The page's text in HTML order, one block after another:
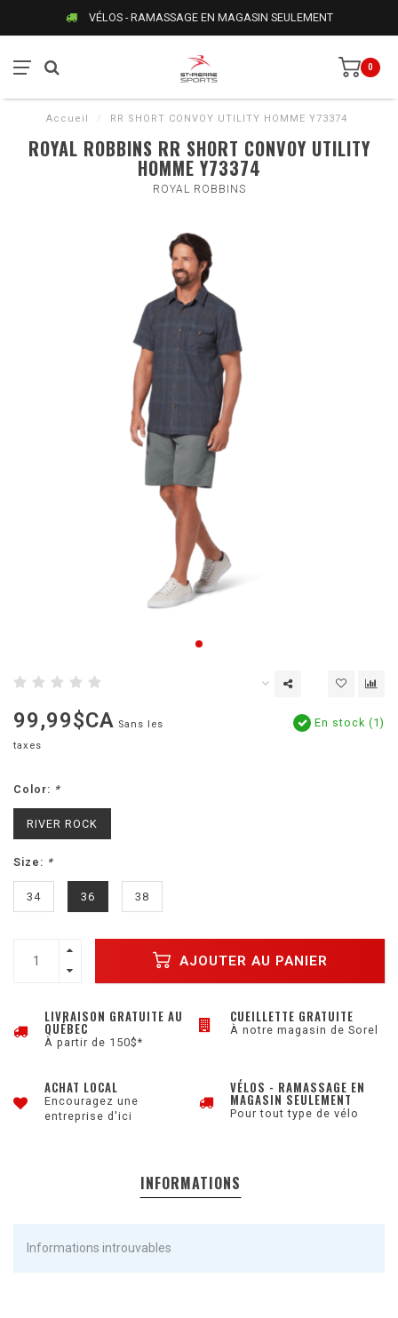
VÉLOS - RAMASSAGE EN MAGASIN SEULEMENT
0
Accueil / RR SHORT CONVOY UTILITY HOMME Y73374
ROYAL ROBBINS RR SHORT CONVOY UTILITY
HOMME Y73374
ROYAL ROBBINS
99,99$CA Sans les
taxes
En stock (1)
Color: *
RIVER ROCK
Size: *
34 36 38
AJOUTER AU PANIER
LIVRAISON GRATUITE AU
QUÉBEC
À partir de 150$*
CUEILLETTE GRATUITE
À notre magasin de Sorel
ACHAT LOCAL
Encouragez une
entreprise d'ici
VÉLOS - RAMASSAGE EN
MAGASIN SEULEMENT
Pour tout type de vélo
INFORMATIONS
Informations introuvables